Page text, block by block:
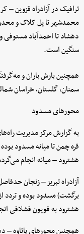
ترافیک در آزادراه قزوین
محمدشهر تا پل کلاک و
دهشاد تا احمدآباد
سنگین است.
همچنین بارش باران و
سمنان، گلستان، خراسان
محورهای مسدود
به گزارش مرکز مدیریت
قره چمن تا میانه مسدود
هشترود – میانه انجام
آزادراه تبریز – زنجان
برگشت) مسدود بوده و تردد
هشترود به قویون قشلاقی
همچنین محورهای پاتاوه –